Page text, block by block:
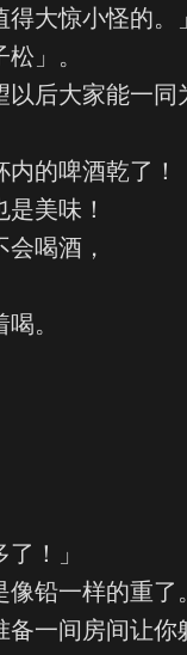
大惊小怪的。」
」。
以后大家能一同
的啤酒乾了！
美味！
喝酒，
。
！」
铅一样的重了。
一间房间让你